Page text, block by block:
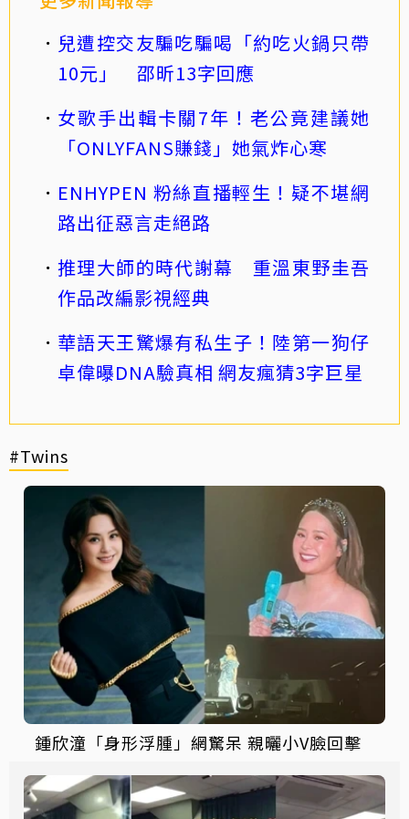
兒遭控交友騙吃騙喝「約吃火鍋只帶
10元」 邵昕13字回應
女歌手出輯卡關7年！老公竟建議她
「ONLYFANS賺錢」她氣炸心寒
ENHYPEN 粉絲直播輕生！疑不堪網
路出征惡言走絕路
推理大師的時代謝幕 重溫東野圭吾
作品改編影視經典
華語天王驚爆有私生子！陸第一狗仔
卓偉曝DNA驗真相 網友瘋猜3字巨星
#Twins
鍾欣潼「身形浮腫」網驚呆 親曬小V臉回擊